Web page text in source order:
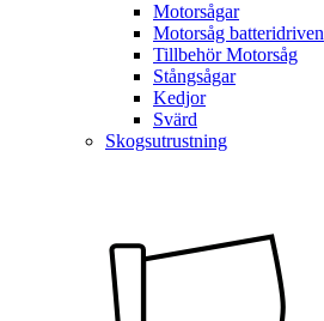
Motorsågar
Motorsåg batteridriven
Tillbehör Motorsåg
Stångsågar
Kedjor
Svärd
Skogsutrustning